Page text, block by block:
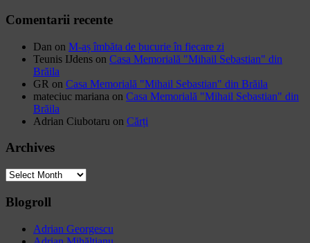
Comentarii recente
Dan on M-aș îmbăta de bucurie în fiecare zi
Teunis IJdens on Casa Memorială "Mihail Sebastian" din
Brăila
GR on Casa Memorială "Mihail Sebastian" din Brăila
mateciuc mariana on Casa Memorială "Mihail Sebastian" din
Brăila
Adrian Ciubotaru on Cărți
Archives
Archives
Blogroll
Adrian Georgescu